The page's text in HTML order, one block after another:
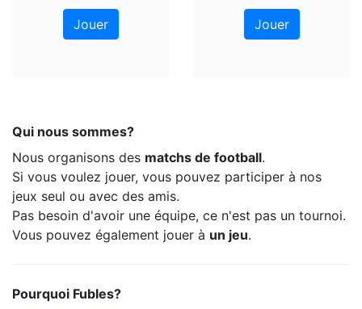
Jouer Jouer
Qui nous sommes?
Nous organisons des matchs de football.
Si vous voulez jouer, vous pouvez participer à nos
jeux seul ou avec des amis.
Pas besoin d'avoir une équipe, ce n'est pas un tournoi.
Vous pouvez également jouer à un jeu.
Pourquoi Fubles?